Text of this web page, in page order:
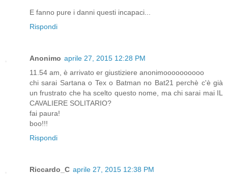
E fanno pure i danni questi incapaci...
Rispondi
Anonimo aprile 27, 2015 12:28 PM
11.54 am, è arrivato er giustiziere anonimoooooooooo
chi sarai Sartana o Tex o Batman no Bat21 perchè c'è già
un frustrato che ha scelto questo nome, ma chi sarai mai IL
CAVALIERE SOLITARIO?
fai paura!
boo!!!
Rispondi
Riccardo_C aprile 27, 2015 12:38 PM